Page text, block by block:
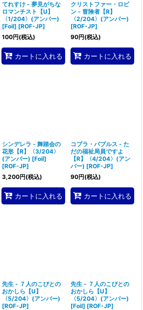
てれすけ - 夢見がちな
ロマンチスト【U】
〈1/204〉(アンバー)
[Foil] [ROF-JP]
100円(税込)
カートに入れる
クリストファー・ロビ
ン - 冒険者【R】
〈2/204〉(アンバー)
[ROF-JP]
90円(税込)
カートに入れる
シンデレラ - 舞踏会の
花形【R】〈3/204〉
(アンバー) [Foil]
[ROF-JP]
3,200円(税込)
カートに入れる
コブラ・バブルス - た
だの福祉局員ですよ
【R】〈4/204〉(アン
バー) [ROF-JP]
90円(税込)
カートに入れる
先生 - ７人のこびとの
おかしら【U】
〈5/204〉(アンバー)
[ROF-JP]
先生 - ７人のこびとの
おかしら【U】
〈5/204〉(アンバー)
[Foil] [ROF-JP]